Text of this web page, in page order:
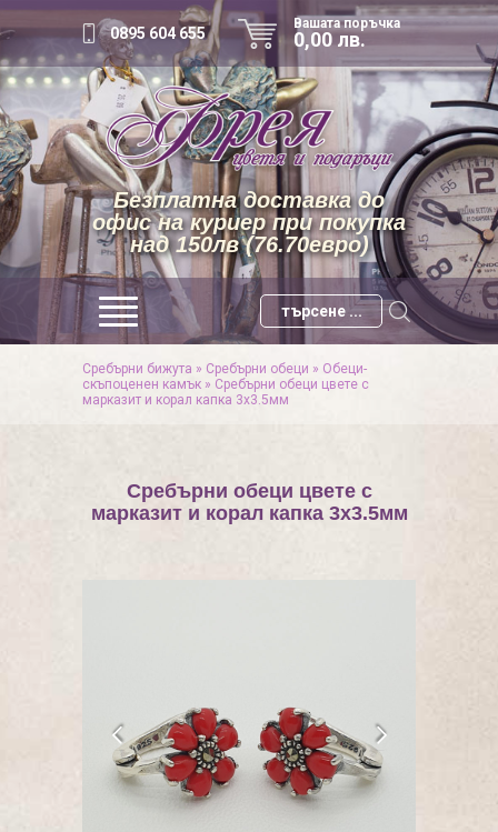
0895 604 655
Вашата поръчка
0,00 лв.
Безплатна доставка до
офис на куриер при покупка
над 150лв (76.70евро)
Сребърни бижута » Сребърни обеци » Обеци-
скъпоценен камък » Сребърни обеци цвете с
марказит и корал капка 3х3.5мм
Сребърни обеци цвете с
марказит и корал капка 3х3.5мм